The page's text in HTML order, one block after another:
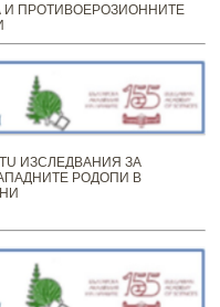
И ПРОТИВОЕРОЗИОННИТЕ
ИЗСЛЕДВАНИЯ ЗА
РОДОПИ В